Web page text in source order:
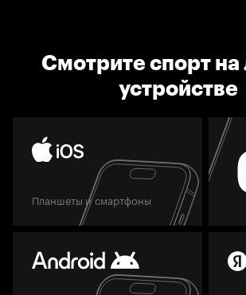
Смотрите спорт
устройстве
Планшеты и смартфоны